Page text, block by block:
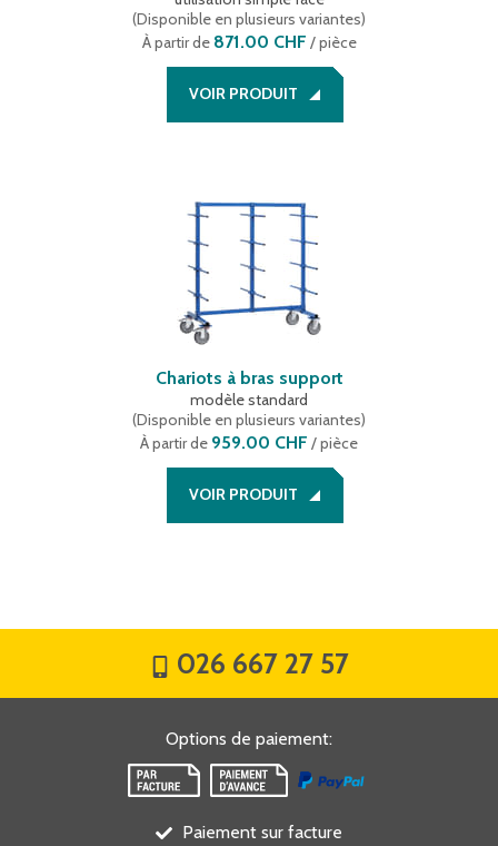
(Disponible en plusieurs variantes)
À partir de 871.00 CHF / pièce
VOIR PRODUIT
Chariots à bras support
modèle standard
(Disponible en plusieurs variantes)
À partir de 959.00 CHF / pièce
VOIR PRODUIT
026 667 27 57
Options de paiement:
Paiement sur facture